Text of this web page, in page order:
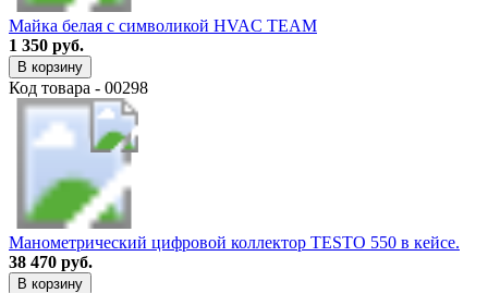
Майка белая с символикой HVAC TEAM
1 350 руб.
В корзину
Код товара - 00298
Манометрический цифровой коллектор TESTO 550 в кейсе.
38 470 руб.
В корзину